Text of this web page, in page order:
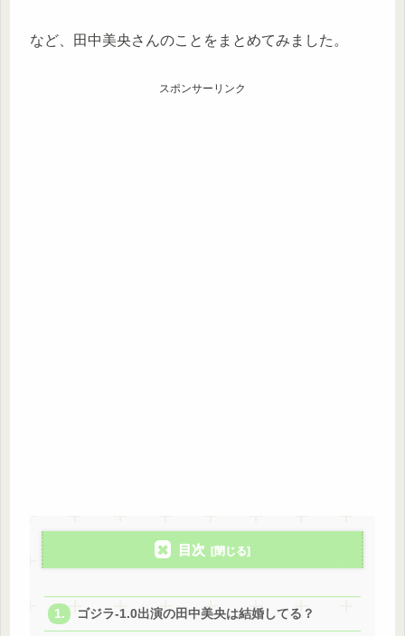
など、田中美央さんのことをまとめてみました。
スポンサーリンク
目次
ゴジラ-1.0出演の田中美央は結婚してる？